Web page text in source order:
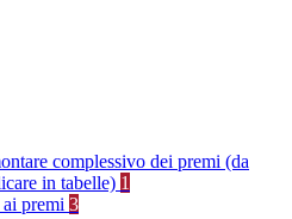
complessivo dei premi (da
in tabelle) 1
premi 3